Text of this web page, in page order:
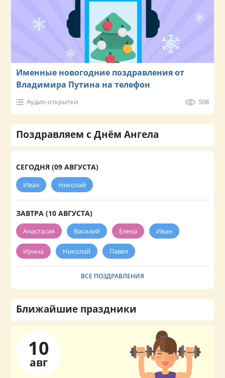
Именные новогодние поздравления от
Владимира Путина на телефон
Аудио-открытки 508
Поздравляем с Днём Ангела
СЕГОДНЯ (09 АВГУСТА)
Иван Николай
ЗАВТРА (10 АВГУСТА)
Анастасия Василий Елена Иван
Ирина Николай Павел
ВСЕ ПОЗДРАВЛЕНИЯ
Ближайшие праздники
10
авг